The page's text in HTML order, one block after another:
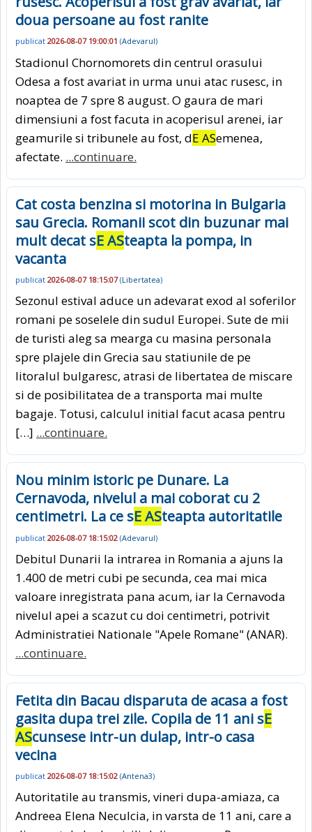
doua persoane au fost ranite
publicat 2026-08-07 19:00:01 (Adevarul)
Stadionul Chornomorets din centrul orasului
Odesa a fost avariat in urma unui atac rusesc, in
noaptea de 7 spre 8 august. O gaura de mari
dimensiuni a fost facuta in acoperisul arenei, iar
geamurile si tribunele au fost, dE ASemenea,
afectate. ...continuare.
Cat costa benzina si motorina in Bulgaria
sau Grecia. Romanii scot din buzunar mai
mult decat sE ASteapta la pompa, in
vacanta
publicat 2026-08-07 18:15:07(Libertatea)
Sezonul estival aduce un adevarat exod al soferilor
romani pe soselele din sudul Europei. Sute de mii
de turisti aleg sa mearga cu masina personala
spre plajele din Grecia sau statiunile de pe
litoralul bulgaresc, atrasi de libertatea de miscare
si de posibilitatea de a transporta mai multe
bagaje. Totusi, calculul initial facut acasa pentru
[…] ...continuare.
Nou minim istoric pe Dunare. La
Cernavoda, nivelul a mai coborat cu 2
centimetri. La ce sE ASteapta autoritatile
publicat 2026-08-07 18:15:02 (Adevarul)
Debitul Dunarii la intrarea in Romania a ajuns la
1.400 de metri cubi pe secunda, cea mai mica
valoare inregistrata pana acum, iar la Cernavoda
nivelul apei a scazut cu doi centimetri, potrivit
Administratiei Nationale "Apele Romane" (ANAR).
...continuare.
Fetita din Bacau disparuta de acasa a fost
gasita dupa trei zile. Copila de 11 ani sE
AScunsese intr-un dulap, intr-o casa
vecina
publicat 2026-08-07 18:15:02 (Antena3)
Autoritatile au transmis, vineri dupa-amiaza, ca
Andreea Elena Neculcia, in varsta de 11 ani, care a